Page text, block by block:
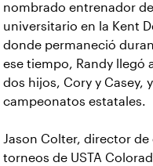
nombrado entrenador
universitario en la Kent
donde permaneció
ese tiempo, Randy llegó
dos hijos, Cory y Casey,
campeonatos estatales.
Jason Colter, director
torneos de USTA